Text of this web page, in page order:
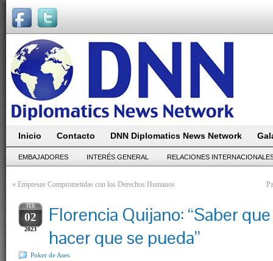
Inicio Contacto DNN Diplomatics News Network
EMBAJADORES INTERÉS GENERAL RELACIONES
« Empresas Comprometidas con los Derechos Humanos
FEB
02
2023
Florencia Quijano: “Saber
hacer que se pueda”
Poker de Ases